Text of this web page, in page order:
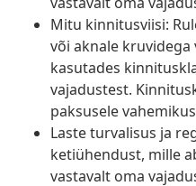
Mitu kinnitusviisi:
või aknale
kasutades
vajadustest.
paksusele
Laste turvalisus ja
ketiühendust, mille
vastavalt oma